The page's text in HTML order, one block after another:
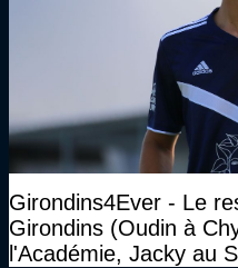
Girondins4Ever - Le
Girondins (Oudin à
l'Académie, Jacky au